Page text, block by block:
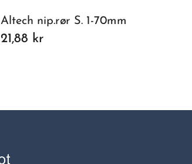
Altech nip.rør S. 1-70mm
21,88 kr